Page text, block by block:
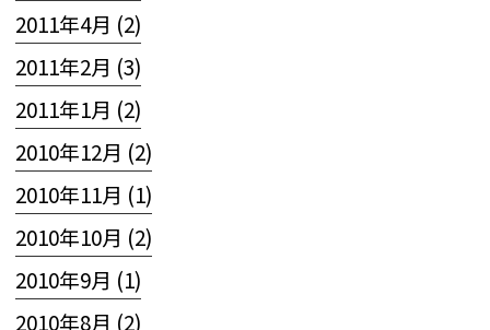
2011年4月 (2)
2011年2月 (3)
2011年1月 (2)
2010年12月 (2)
2010年11月 (1)
2010年10月 (2)
2010年9月 (1)
2010年8月 (2)